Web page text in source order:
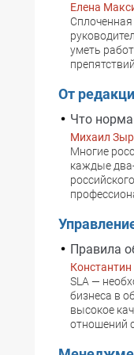
Елена
уметь
От
Что
Михаил
Многие
каждые
Правила
SLA —
бизнеса в
высокое
отношений